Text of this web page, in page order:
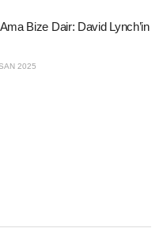
Bize Dair: David Lynch’in
2025